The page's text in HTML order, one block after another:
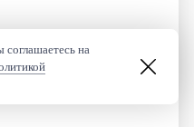
на